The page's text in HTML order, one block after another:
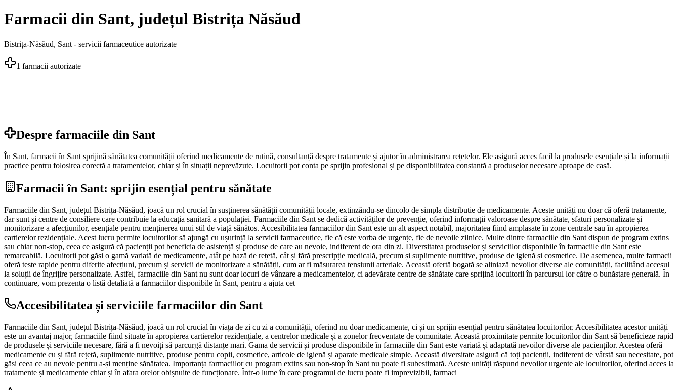
Farmacii din Sant, județul Bistrița Năsăud
Bistrița-Năsăud, Sant - servicii farmaceutice autorizate
1 farmacii autorizate
Despre farmaciile din Sant
În Sant, farmacii în Sant sprijină sănătatea comunității oferind medicamente de rutină, consultanță despre tratamente și ajutor în administrarea rețetelor. Ele asigură acces facil la produsele esențiale și la informații
practice pentru folosirea corectă a tratamentelor, chiar și în situații neprevăzute. Locuitorii pot conta pe sprijin profesional și pe disponibilitatea constantă a produselor necesare aproape de casă.
Farmacii în Sant: sprijin esențial pentru sănătate
Farmaciile din Sant, județul Bistrița-Năsăud, joacă un rol crucial în susținerea sănătății comunității locale, extinzându-se dincolo de simpla distributie de medicamente. Aceste unități nu doar că oferă tratamente,
dar sunt și centre de consiliere care contribuie la educația sanitară a populației. Farmaciile din Sant se dedică activităților de prevenție, oferind informații valoroase despre sănătate, sfaturi personalizate și
monitorizare a afecțiunilor, esențiale pentru menținerea unui stil de viață sănătos. Accesibilitatea farmaciilor din Sant este un alt aspect notabil, majoritatea fiind amplasate în zone centrale sau în apropierea
cartierelor rezidențiale. Acest lucru permite locuitorilor să ajungă cu ușurință la servicii farmaceutice, fie că este vorba de urgențe, fie de nevoile zilnice. Multe dintre farmaciile din Sant dispun de program extins
sau chiar non-stop, ceea ce asigură că pacienții pot beneficia de asistență și produse de care au nevoie, indiferent de ora din zi. Diversitatea produselor și serviciilor disponibile în farmaciile din Sant este
remarcabilă. Locuitorii pot găsi o gamă variată de medicamente, atât pe bază de rețetă, cât și fără prescripție medicală, precum și suplimente nutritive, produse de igienă și cosmetice. De asemenea, multe farmacii
oferă teste rapide pentru diferite afecțiuni, precum și servicii de monitorizare a sănătății, cum ar fi măsurarea tensiunii arteriale. Această ofertă bogată se aliniază nevoilor diverse ale comunității, facilitând accesul
la soluții de îngrijire personalizate. Astfel, farmaciile din Sant nu sunt doar locuri de vânzare a medicamentelor, ci adevărate centre de sănătate care sprijină locuitorii în parcursul lor către o bunăstare generală. În
continuare, vom prezenta o listă detaliată a farmaciilor disponibile în Sant, pentru a ajuta cet
Accesibilitatea și serviciile farmaciilor din Sant
Farmaciile din Sant, județul Bistrița-Năsăud, joacă un rol crucial în viața de zi cu zi a comunității, oferind nu doar medicamente, ci și un sprijin esențial pentru sănătatea locuitorilor. Accesibilitatea acestor unități
este un avantaj major, farmaciile fiind situate în apropierea cartierelor rezidențiale, a centrelor medicale și a zonelor frecventate de comunitate. Această proximitate permite locuitorilor din Sant să beneficieze rapid
de produsele și serviciile necesare, fără a fi nevoiți să parcurgă distanțe mari. Gama de servicii și produse disponibile în farmaciile din Sant este variată și adaptată nevoilor diverse ale pacienților. Acestea oferă
medicamente cu și fără rețetă, suplimente nutritive, produse pentru copii, cosmetice, articole de igienă și aparate medicale simple. Această diversitate asigură că toți pacienții, indiferent de vârstă sau necesitate, pot
găsi ceea ce au nevoie pentru a-și menține sănătatea. Importanța farmaciilor cu program extins sau non-stop în Sant nu poate fi subestimată. Aceste unități răspund nevoilor urgente ale locuitorilor, oferind acces la
tratamente și medicamente chiar și în afara orelor obișnuite de funcționare. Într-o lume în care programul de lucru poate fi imprevizibil, farmaci